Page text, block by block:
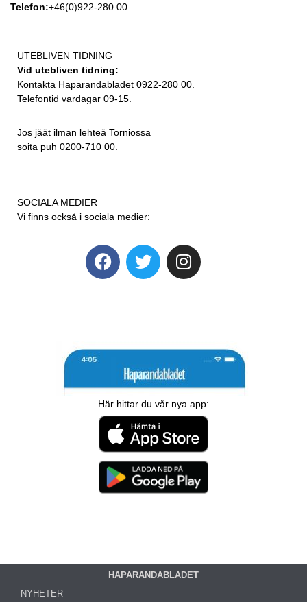
Telefon:+46(0)922-280 00
UTEBLIVEN TIDNING
Vid utebliven tidning:
Kontakta Haparandabladet 0922-280 00.
Telefontid vardagar 09-15.
Jos jäät ilman lehteä Torniossa
soita puh 0200-710 00.
SOCIALA MEDIER
Vi finns också i sociala medier:
Här hittar du vår nya app:
HAPARANDABLADET
NYHETER